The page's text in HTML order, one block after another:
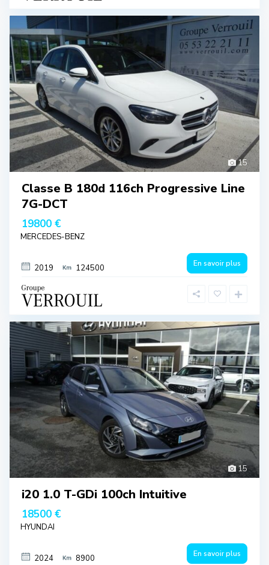
15
Classe B 180d 116ch Progressive Line
7G-DCT
19800 €
MERCEDES-BENZ
2019 124500 En savoir plus
15
i20 1.0 T-GDi 100ch Intuitive
18500 €
HYUNDAI
2024 8900 En savoir plus